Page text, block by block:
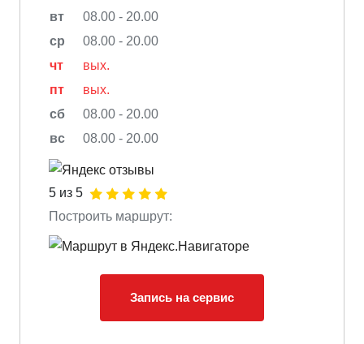
вт
08.00 - 20.00
ср
08.00 - 20.00
чт
вых.
пт
вых.
сб
08.00 - 20.00
вс
08.00 - 20.00
5 из 5
Построить маршрут:
Запись на сервис